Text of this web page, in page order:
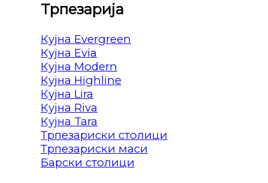
Трпезарија
Кујна Evergreen
Кујна Evia
Кујна Modern
Кујна Highline
Кујна Lira
Кујна Riva
Кујна Tara
Трпезариски столици
Трпезариски маси
Барски столици